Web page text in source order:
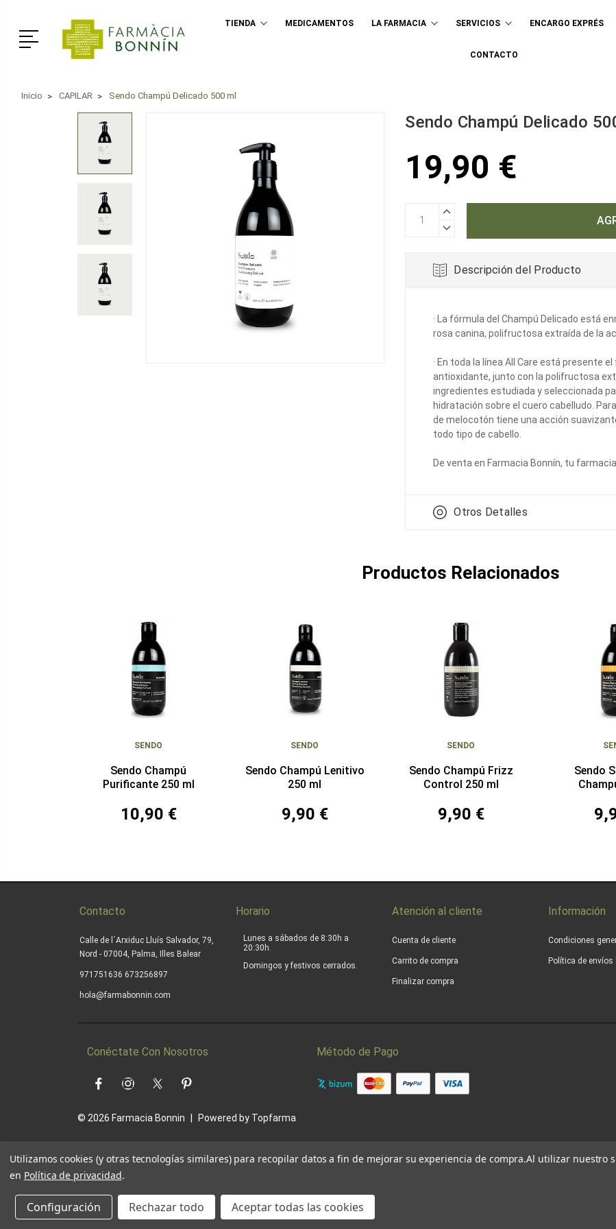
Menú
TIENDA MEDICAMENTOS LA FARMACIA SERVICIOS ENCARGO EXPRÉS
CONTACTO
Inicio CAPILAR Sendo Champú Delicado 500 ml
Sendo Champú Delicado
19,90 €
AUMENTAR
DISMINUIR
CANTIDAD:
Descripción del Producto
· La fórmula del Champú Delicado está
rosa canina, polifructosa extraída de la
· En toda la línea All Care está presente
antioxidante, junto con la polifructosa
ingredientes estudiada y seleccionada
hidratación sobre el cuero cabelludo.
de melocotón tiene una acción
todo tipo de cabello.
De venta en Farmacia Bonnín, tu
Otros Detalles
Productos Relacionados
SENDO
Sendo Champú
Purificante 250 ml
10,90 €
SENDO
Sendo Champú Lenitivo
250 ml
9,90 €
SENDO
Sendo Champú Frizz
Control 250 ml
9,90 €
Sendo
Contacto
Calle de l´Arxiduc Lluís Salvador, 79,
Nord - 07004, Palma, Illes Balear
971751636 673256897
hola@farmabonnin.com
Horario
Lunes a sábados de 8:30h a
20:30h.
Domingos y festivos cerrados.
Atención al cliente
Cuenta de cliente
Carrito de compra
Finalizar compra
Información
Condiciones
Política de
Conéctate Con Nosotros
FacebookInstagramTwitter Pinterest
Método de Pago
© 2026 Farmacia Bonnin Powered by Topfarma
Utilizamos cookies (y otras tecnologías similares) para recopilar datos a fin de mejorar su experiencia de compra.Al utilizar nuestro
en Política de privacidad.
Configuración Rechazar todo Aceptar todas las cookies